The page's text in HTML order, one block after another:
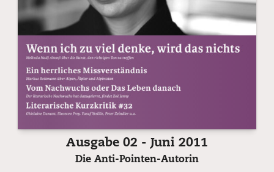
Ausgabe 02 - Juni 2011
Die Anti-Pointen-Autorin